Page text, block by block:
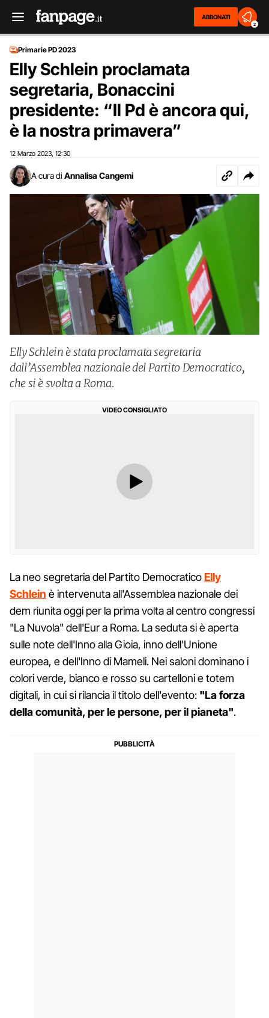
ABBONATI
2
Primarie PD 2023
Elly Schlein proclamata
segretaria, Bonaccini
presidente: “Il Pd è ancora qui,
è la nostra primavera”
12 Marzo 2023 12:30
A cura di Annalisa Cangemi
Elly Schlein è stata proclamata segretaria
dall’Assemblea nazionale del Partito Democratico,
che si è svolta a Roma.
VIDEO CONSIGLIATO
La neo segretaria del Partito DemocraticoElly
Schlein è intervenuta all'Assemblea nazionale dei
dem riunita oggi per la prima volta al centro congressi
"La Nuvola" dell'Eur a Roma. La seduta si è aperta
sulle note dell'Inno alla Gioia, inno dell'Unione
europea, e dell'Inno di Mameli. Nei saloni dominano i
colori verde, bianco e rosso su cartelloni e totem
digitali, in cui si rilancia il titolo dell'evento: "La forza
della comunità, per le persone, per il pianeta".